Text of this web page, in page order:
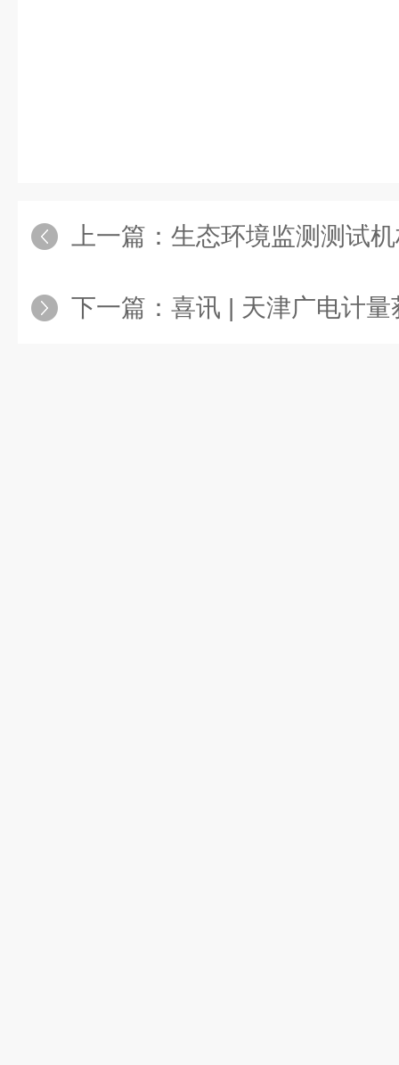
上一篇： 生态环境监测测试机构
下一篇： 喜讯 | 天津广电计量获TISAX®AL2等